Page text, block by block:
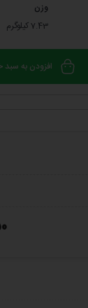
وزن
7.43 کیلوگرم
افزودن به سبد